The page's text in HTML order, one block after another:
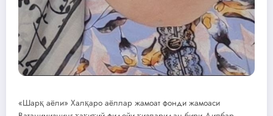
«Шарқ аёли» Халқаро аёллар жамоат фонди жамоаси